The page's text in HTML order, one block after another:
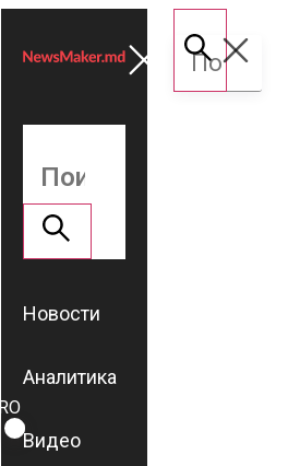
ROMÂNĂ
RU
Новости
Аналитика
Видео